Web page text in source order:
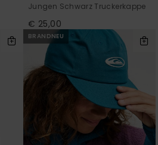
Jungen Schwarz Truckerkappe
€ 25,00
BRANDNEU